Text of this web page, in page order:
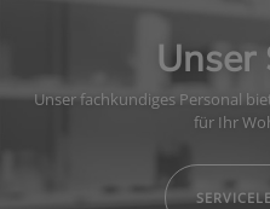
Unser
Unser fachkundiges Personal
für Ihr